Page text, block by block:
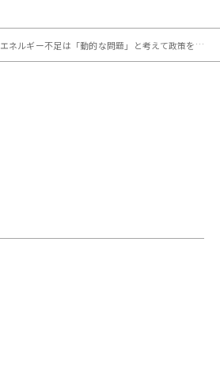
エネルギー不足は「動的な問題」と考えて政策を打つべき